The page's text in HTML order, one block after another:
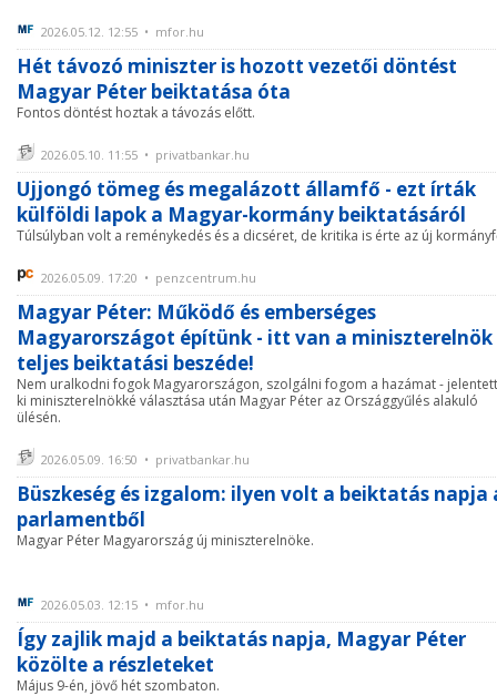
2026.05.12. 12:55 • mfor.hu
Hét távozó miniszter is hozott vezetői döntést
Magyar Péter beiktatása óta
Fontos döntést hoztak a távozás előtt.
2026.05.10. 11:55 • privatbankar.hu
Ujjongó tömeg és megalázott államfő - ezt írták
külföldi lapok a Magyar-kormány beiktatásáról
Túlsúlyban volt a reménykedés és a dicséret, de kritika is érte az új
2026.05.09. 17:20 • penzcentrum.hu
Magyar Péter: Működő és emberséges
Magyarországot építünk - itt van a miniszterelnök
teljes beiktatási beszéde!
Nem uralkodni fogok Magyarországon, szolgálni fogom a hazámat -
ki miniszterelnökké választása után Magyar Péter az Országgyűlés alakuló
ülésén.
2026.05.09. 16:50 • privatbankar.hu
Büszkeség és izgalom: ilyen volt a beiktatás napja
parlamentből
Magyar Péter Magyarország új miniszterelnöke.
2026.05.03. 12:15 • mfor.hu
Így zajlik majd a beiktatás napja, Magyar Péter
közölte a részleteket
Május 9-én, jövő hét szombaton.